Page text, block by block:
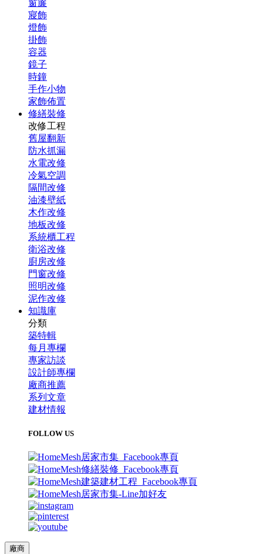
窗簾
寢飾
燈飾
掛飾
容器
鏡子
時鐘
手作小物
家飾佈置
修繕裝修
改修工程
舊屋翻新
防水抓漏
水電改修
冷氣空調
隔間改修
油漆壁紙
木作改修
地板改修
系統櫃工程
衛浴改修
廚房改修
門窗改修
照明改修
泥作改修
知識庫
分類
築特輯
每月專欄
專家訪談
設計師專欄
廠商推薦
系列文章
建材情報
FOLLOW US
廠商